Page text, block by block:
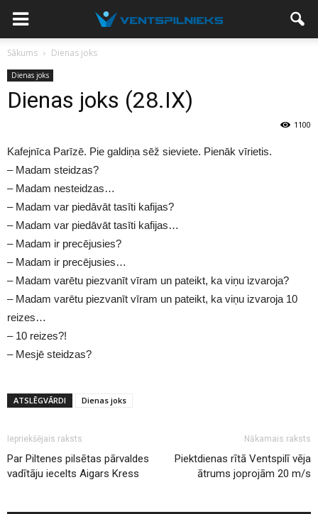
Sākums Dienas joks
Dienas joks
Dienas joks (28.IX)
1100
Kafejnīca Parīzē. Pie galdiņa sēž sieviete. Pienāk vīrietis.
– Madam steidzas?
– Madam nesteidzas…
– Madam var piedāvāt tasīti kafijas?
– Madam var piedāvāt tasīti kafijas…
– Madam ir precējusies?
– Madam ir precējusies…
– Madam varētu piezvanīt vīram un pateikt, ka viņu izvaroja?
– Madam varētu piezvanīt vīram un pateikt, ka viņu izvaroja 10
reizes…
– 10 reizes?!
– Mesjē steidzas?
ATSLĒGVĀRDI Dienas joks
Iepriekšējais raksts
Par Piltenes pilsētas pārvaldes
vadītāju iecelts Aigars Kress
Nākamais raksts
Piektdienas rītā Ventspilī vēja
ātrums joprojām 20 m/s